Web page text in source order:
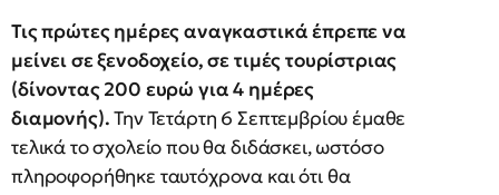
Τις πρώτες ημέρες αναγκαστικά έπρεπε να
μείνει σε ξενοδοχείο, σε τιμές τουρίστριας
(δίνοντας 200 ευρώ για 4 ημέρες
διαμονής).Την Τετάρτη 6 Σεπτεμβρίου έμαθε
τελικά το σχολείο που θα διδάσκει, ωστόσο
πληροφορήθηκε ταυτόχρονα και ότι θα